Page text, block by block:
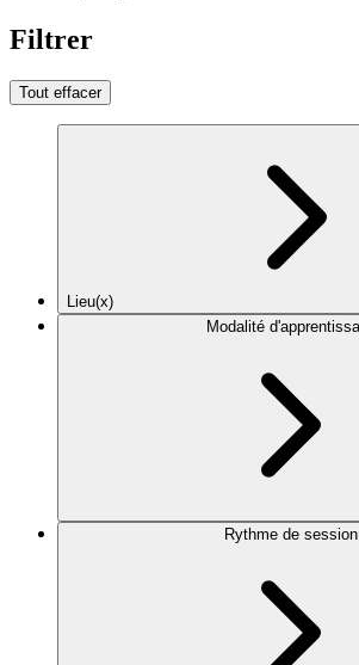
Filtrer
Tout effacer
Lieu(x)
Modalité
Rythme de session